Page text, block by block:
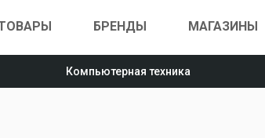
БРЕНДЫ МАГАЗИНЫ
Компьютерная техника